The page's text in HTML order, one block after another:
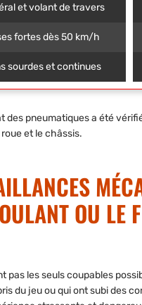
et volant de travers
fortes dès 50 km/h
sourdes et continues
des pneumatiques a été
et le châssis.
OU LE
pas les seuls coupables
du jeu ou qui ont subi des